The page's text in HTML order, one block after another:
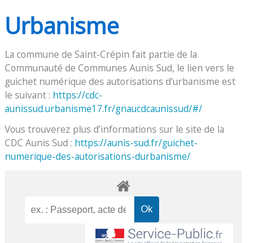
Urbanisme
La commune de Saint-Crépin fait partie de la
Communauté de Communes Aunis Sud, le lien vers le
guichet numérique des autorisations d’urbanisme est
le suivant : https://cdc-
aunissud.urbanisme17.fr/gnaucdcaunissud/#/
Vous trouverez plus d’informations sur le site de la
CDC Aunis Sud : https://aunis-sud.fr/guichet-
numerique-des-autorisations-durbanisme/